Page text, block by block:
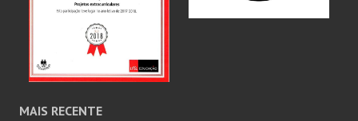
MAIS RECENTE